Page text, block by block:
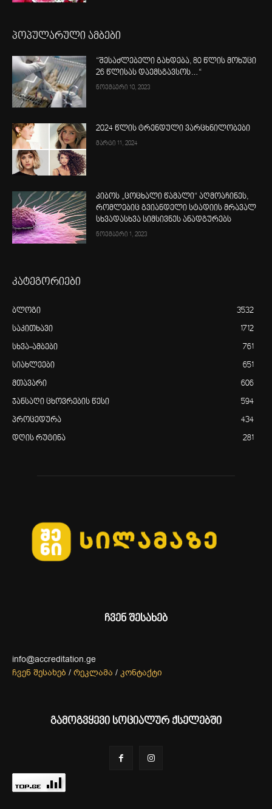
პოპულარული ამბები
“შესაძლებელი გახდება, 80 წლის მოხუცი
26 წლისას დაემსგავსოს…“
ნოემბერი 10, 2023
2024 წლის ტრენდული ვარცხნილობები
მარტი 11, 2024
კიბოს „ცოცხალი წამალი“ აღმოაჩინეს,
რომლებიც გვიანდელი სტადიის მრავალ
სხვადასხვა სიმსივნეს ანადგურებს
ნოემბერი 1, 2023
კატეგორიები
ბლოგი 3532
საკითხავი 1712
სხვა-ამბები 761
სიახლეები 651
მთავარი 606
ჯანსაღი ცხოვრების წესი 594
პროცედურა 434
დღის რუტინა 281
ჩვენ შესახებ
info@accreditation.ge
ჩვენ შესახებ / რეკლამა / კონტაქტი
გამოგვყევი სოციალურ ქსელებში